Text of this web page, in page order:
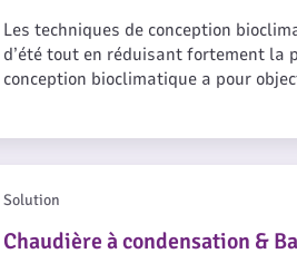
Les techniques de conception
d’été tout en réduisant fortement la
conception bioclimatique a pour
d’énergies extérieures au site.
Chaudière à condensation &
Solution